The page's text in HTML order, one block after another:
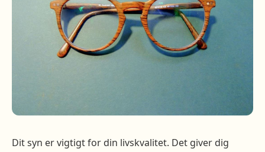
Dit syn er vigtigt for din livskvalitet. Det giver dig